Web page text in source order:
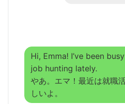
Hi, Emma! I’ve been
job hunting lately.
やあ。エマ！最近は就職
しいよ。